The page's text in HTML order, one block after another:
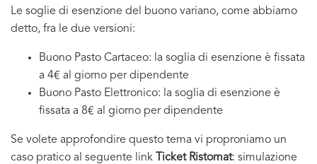
Le soglie di esenzione del buono variano, come abbiamo
detto, fra le due versioni:
Buono Pasto Cartaceo: la soglia di esenzione è fissata
a 4€ al giorno per dipendente
Buono Pasto Elettronico: la soglia di esenzione è
fissata a 8€ al giorno per dipendente
Se volete approfondire questo tema vi proproniamo un
caso pratico al seguente link
Ticket Ristomat: simulazione